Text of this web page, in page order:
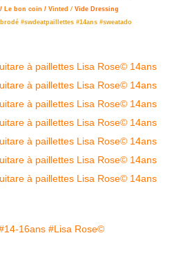
/ Le bon coin / Vinted / Vide Dressing
#swdeatpaillettes #14ans #sweatado
16ans #Lisa Rose©